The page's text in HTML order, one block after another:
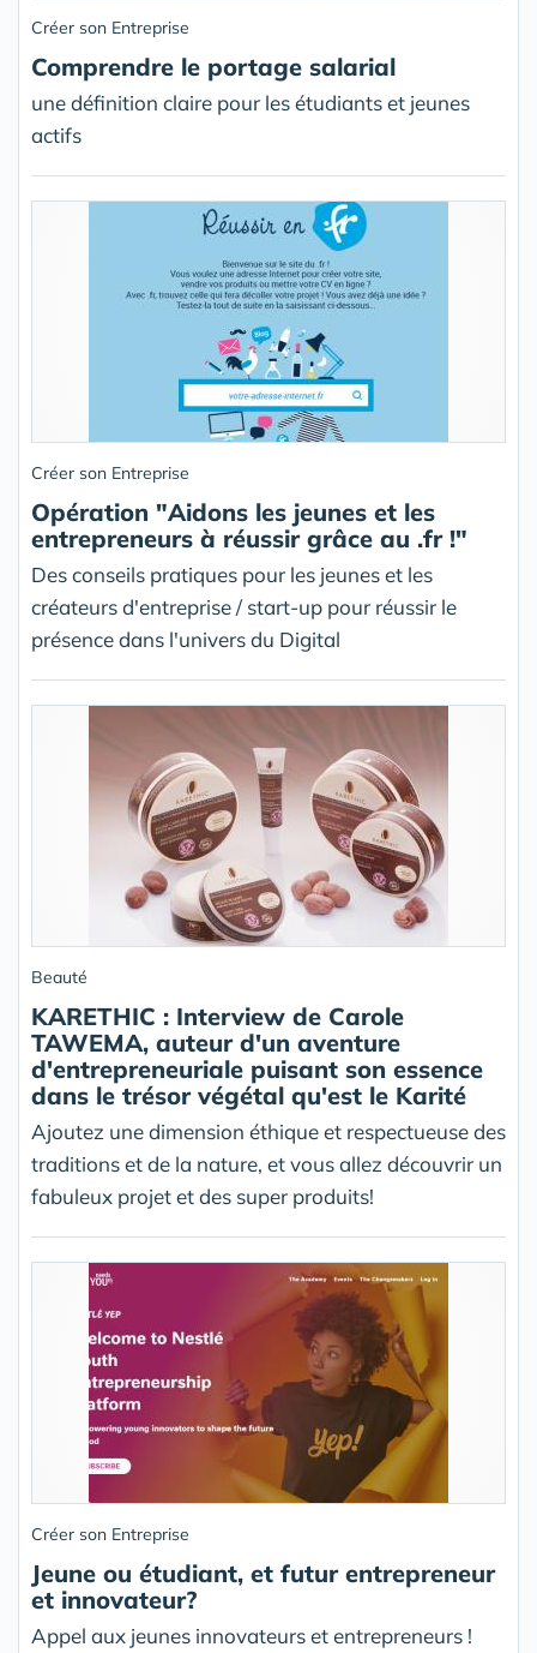
Créer son Entreprise
Comprendre le portage salarial
une définition claire pour les étudiants et jeunes
actifs
Créer son Entreprise
Opération "Aidons les jeunes et les
entrepreneurs à réussir grâce au .fr !"
Des conseils pratiques pour les jeunes et les
créateurs d'entreprise / start-up pour réussir le
présence dans l'univers du Digital
Beauté
KARETHIC : Interview de Carole
TAWEMA, auteur d'un aventure
d'entrepreneuriale puisant son essence
dans le trésor végétal qu'est le Karité
Ajoutez une dimension éthique et respectueuse des
traditions et de la nature, et vous allez découvrir un
fabuleux projet et des super produits!
Créer son Entreprise
Jeune ou étudiant, et futur entrepreneur
et innovateur?
Appel aux jeunes innovateurs et entrepreneurs !